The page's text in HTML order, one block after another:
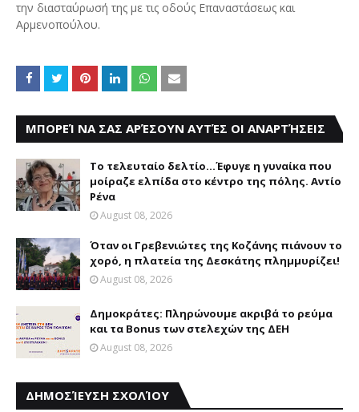
την διασταύρωσή της με τις οδούς Επαναστάσεως και
Αρμενοπούλου.
ΜΠΟΡΕΊ ΝΑ ΣΑΣ ΑΡΈΣΟΥΝ ΑΥΤΈΣ ΟΙ ΑΝΑΡΤΉΣΕΙΣ
Το τελευταίο δελτίο...Έφυγε η γυναίκα που
μοίραζε ελπίδα στο κέντρο της πόλης. Αντίο
Ρένα
August 08, 2026
Όταν οι Γρεβενιώτες της Κοζάνης πιάνουν το
χορό, η πλατεία της Δεσκάτης πλημμυρίζει!
August 08, 2026
Δημοκράτες: Πληρώνουμε ακριβά το ρεύμα
και τα Bonus των στελεχών της ΔΕΗ
August 08, 2026
ΔΗΜΟΣΊΕΥΣΗ ΣΧΟΛΊΟΥ